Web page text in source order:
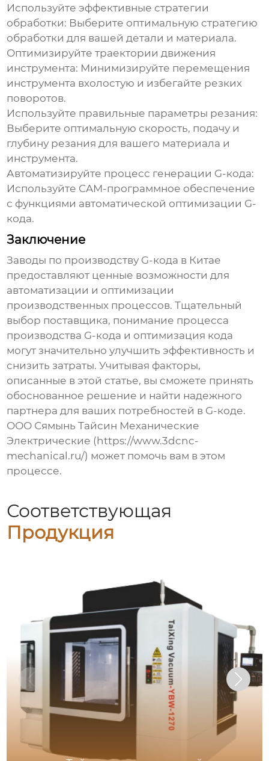
Используйте эффективные стратегии
обработки: Выберите оптимальную стратегию
обработки для вашей детали и материала.
Оптимизируйте траектории движения
инструмента: Минимизируйте перемещения
инструмента вхолостую и избегайте резких
поворотов.
Используйте правильные параметры резания:
Выберите оптимальную скорость, подачу и
глубину резания для вашего материала и
инструмента.
Автоматизируйте процесс генерации G-кода:
Используйте CAM-программное обеспечение
с функциями автоматической оптимизации G-
кода.
Заключение
Заводы по производству G-кода в Китае
предоставляют ценные возможности для
автоматизации и оптимизации
производственных процессов. Тщательный
выбор поставщика, понимание процесса
производства G-кода и оптимизация кода
могут значительно улучшить эффективность и
снизить затраты. Учитывая факторы,
описанные в этой статье, вы сможете принять
обоснованное решение и найти надежного
партнера для ваших потребностей в G-коде.
ООО Сямынь Тайсин Механические
Электрические (https://www.3dcnc-
mechanical.ru/) может помочь вам в этом
процессе.
Соответствующая
Продукция